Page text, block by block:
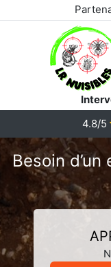
4.8/5
Besoin